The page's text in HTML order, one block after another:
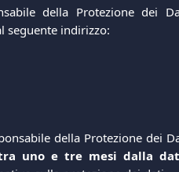
della Protezione dei
seguente indirizzo:
della Protezione dei
uno e tre mesi dalla